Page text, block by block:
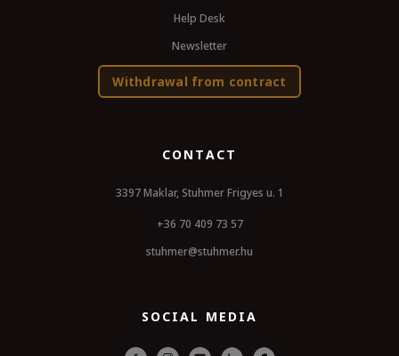
Help Desk
Newsletter
Withdrawal from contract
CONTACT
3397 Maklar, Stuhmer Frigyes u. 1
+36 70 409 73 57
stuhmer@stuhmer.hu
SOCIAL MEDIA